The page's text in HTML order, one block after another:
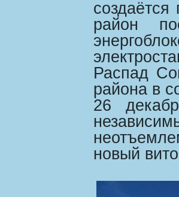
район
Распад
района в
26
новый